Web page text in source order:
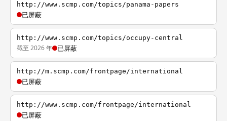
http://www.scmp.com/topics/panama-papers
已屏蔽
http://www.scmp.com/topics/occupy-central
截至 2026 年 已屏蔽
http://m.scmp.com/frontpage/international
已屏蔽
http://www.scmp.com/frontpage/international
已屏蔽